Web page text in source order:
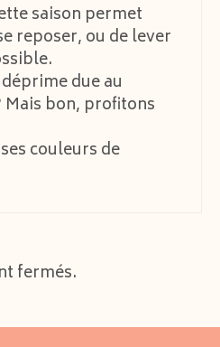
saison permet
reposer, ou de lever
due au
Mais bon, profitons
couleurs de
fermés.